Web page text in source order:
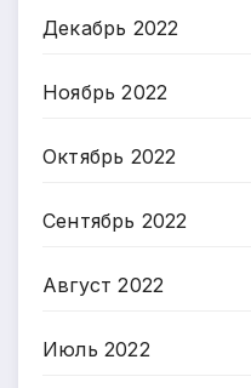
Декабрь 2022
Ноябрь 2022
Октябрь 2022
Сентябрь 2022
Август 2022
Июль 2022